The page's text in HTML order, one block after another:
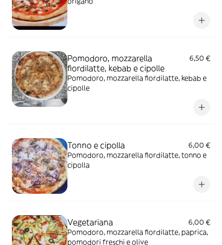
Pomodoro, mozzarella
fiordilatte, kebab e cipolle
6,50 €
Pomodoro, mozzarella fiordilatte, kebab e
cipolle
Tonno e cipolla
6,00 €
Pomodoro, mozzarella fiordilatte, tonno e
cipolla
Vegetariana
6,00 €
Pomodoro, mozzarella fiordilatte, paprica,
pomodori freschi e olive